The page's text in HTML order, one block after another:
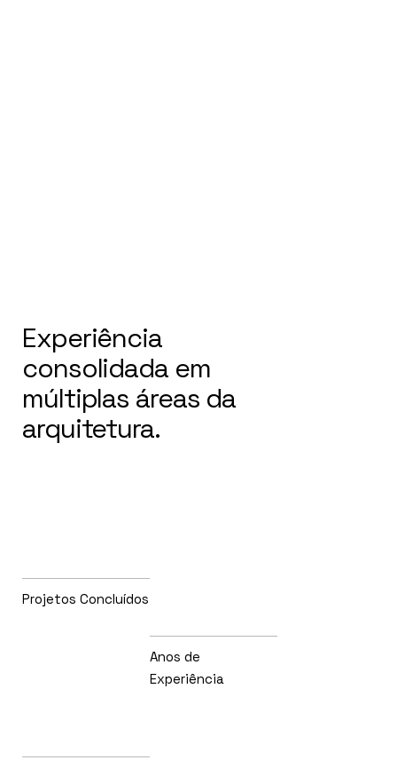
Experiência
consolidada em
múltiplas áreas da
arquitetura.
Projetos Concluídos
Anos de
Experiência